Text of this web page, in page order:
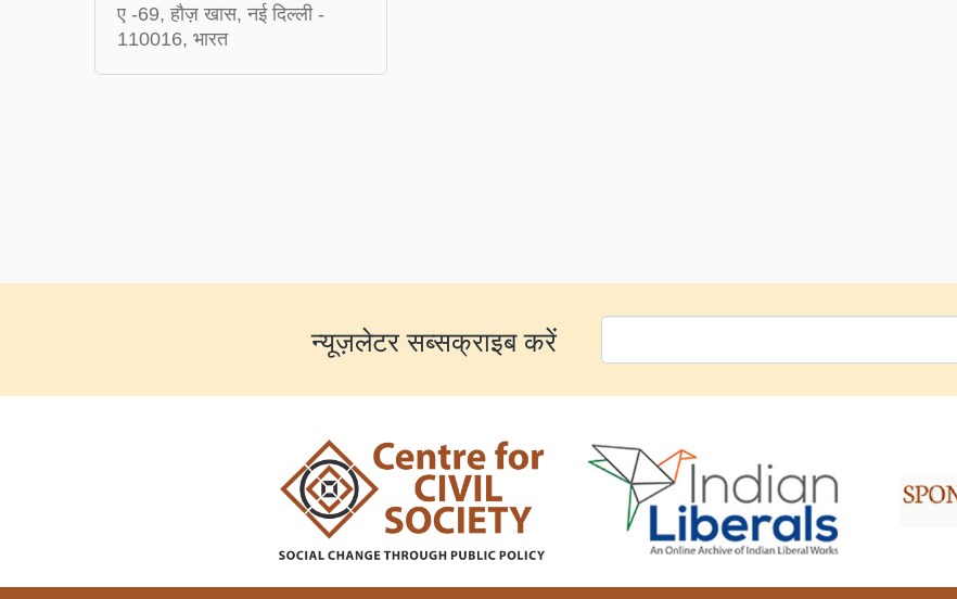
ए -69, हौज़ खास, नई दिल्ली -
110016, भारत
न्यूज़लेटर सब्सक्राइब करें